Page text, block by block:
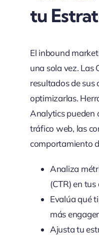
tu
El inbound
una sola vez. Las
resultados de sus
optimizarlas.
Analytics pueden
tráfico web, las
comportamiento
Analiza
(CTR) en
Evalúa qué
más
Ajusta tu